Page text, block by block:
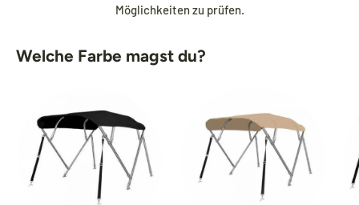
Möglichkeiten zu prüfen.
Welche Farbe magst du?